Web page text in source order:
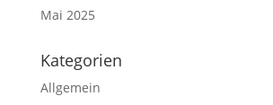
Mai 2025
Kategorien
Allgemein